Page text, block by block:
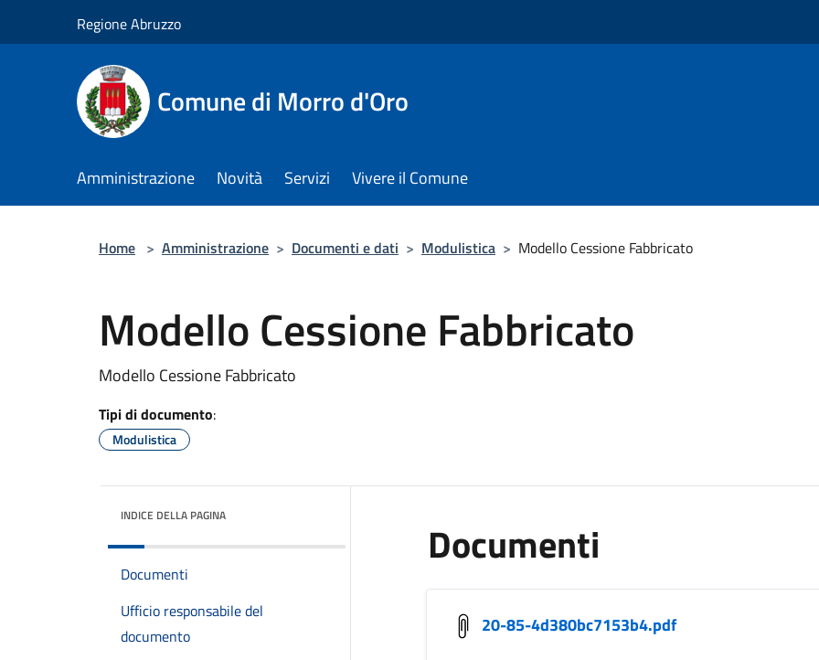
Regione Abruzzo
Comune di Morro d'Oro
Amministrazione Novità Servizi Vivere il Comune
Home > Amministrazione > Documenti e dati > Modulistica > Modello Cessione Fabbricato
Modello Cessione Fabbricato
Modello Cessione Fabbricato
Tipi di documento:
Modulistica
INDICE DELLA PAGINA
Documenti
Ufficio responsabile del
documento
Documenti
20-85-4d380bc7153b4.pdf